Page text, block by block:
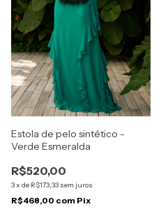
Estola de pelo sintético -
Verde Esmeralda
R$520,00
3x de R$173,33 sem juros
R$468,00 com Pix